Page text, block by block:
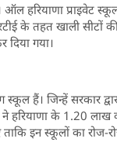
हरियाणा प्राइवेट
के तहत खाली सीटों
गया।
हैं। जिन्हें सरकार
हरियाणा के 1.20 लाख
ताकि इन स्कूलों का रोज-